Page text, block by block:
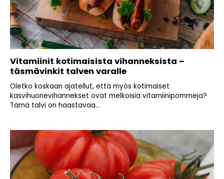
Vitamiinit kotimaisista vihanneksista –
täsmävinkit talven varalle
Oletko koskaan ajatellut, että myös kotimaiset
kasvihuonevihannekset ovat melkoisia vitamiinipommeja?
Tämä talvi on haastavaa...